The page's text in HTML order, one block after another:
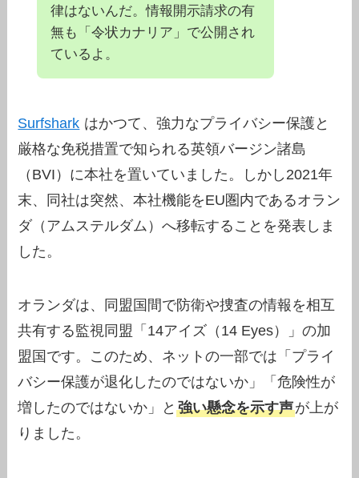
律はないんだ。情報開示請求の有
無も「令状カナリア」で公開され
ているよ。
Surfshark はかつて、強力なプライバシー保護と
厳格な免税措置で知られる英領バージン諸島
（BVI）に本社を置いていました。しかし2021年
末、同社は突然、本社機能をEU圏内であるオラン
ダ（アムステルダム）へ移転することを発表しま
した。
オランダは、同盟国間で防衛や捜査の情報を相互
共有する監視同盟「14アイズ（14 Eyes）」の加
盟国です。このため、ネットの一部では「プライ
バシー保護が退化したのではないか」「危険性が
増したのではないか」と強い懸念を示す声が上が
りました。